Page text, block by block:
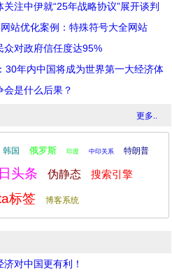
注中伊就“25年战略协议”展开谈判
站优化案例：特殊符号大全网站
众对政府信任度达95%
30年内中国将成为世界第一大经济体
是什么后果？
更多..
韩国 俄罗斯 印度 中印关系 特朗普
头条 伪静态 搜索引擎
标签 博客系统
对中国更有利！